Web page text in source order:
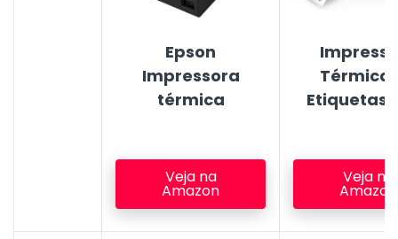
Epson
Impressora
térmica
Veja na
Amazon
Térmica
Etiquetas
Veja na
Amazon